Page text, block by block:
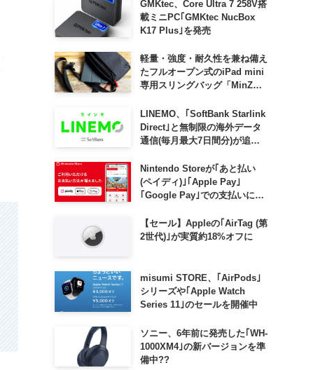
GMKtec、Core Ultra 7 258V搭
載ミニPC｢GMKtec NucBox
K17 Plus｣を発売
軽量・強度・耐久性を兼ね備え
たフルオープン式のiPad mini
専用スリングバッグ「MinZ
発売
LINEMO、｢SoftBank Starlink
Direct｣と無制限の海外データ
通信(毎月最大7日間分)が追加
Nintendo Storeが｢あと払い
(ペイディ)｣｢Apple Pay｣
｢Google Pay｣での支払いに対
【セール】Appleの｢AirTag (第
2世代)｣が実質約18%オフに
misumi STORE、｢AirPods｣
シリーズや｢Apple Watch
Series 11｣のセールを開催中
ソニー、6年前に発売した｢WH-
1000XM4｣の新バージョンを準
備中??